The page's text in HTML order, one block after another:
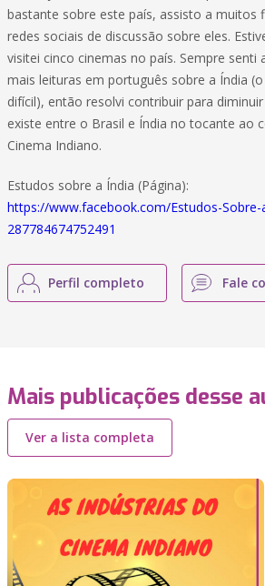
bastante sobre este país, assisto a muitos
redes sociais de discussão sobre eles.
visitei cinco cinemas no país. Sempre senti
mais leituras em português sobre a Índia
difícil), então resolvi contribuir para
existe entre o Brasil e Índia no tocante ao
Cinema Indiano.
Estudos sobre a Índia (Página):
https://www.facebook.com/Estudos-Sobre-
287784674752491
Perfil completo Fale
Mais publicações desse
Ver a lista completa